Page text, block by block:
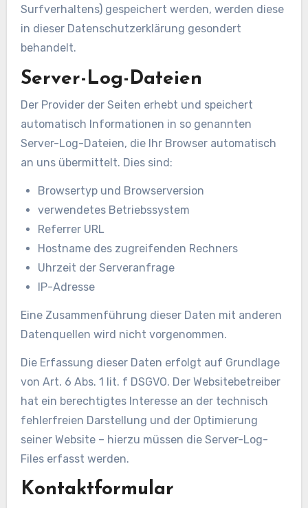
Surfverhaltens) gespeichert werden, werden diese
in dieser Datenschutzerklärung gesondert
behandelt.
Server-Log-Dateien
Der Provider der Seiten erhebt und speichert
automatisch Informationen in so genannten
Server-Log-Dateien, die Ihr Browser automatisch
an uns übermittelt. Dies sind:
Browsertyp und Browserversion
verwendetes Betriebssystem
Referrer URL
Hostname des zugreifenden Rechners
Uhrzeit der Serveranfrage
IP-Adresse
Eine Zusammenführung dieser Daten mit anderen
Datenquellen wird nicht vorgenommen.
Die Erfassung dieser Daten erfolgt auf Grundlage
von Art. 6 Abs. 1 lit. f DSGVO. Der Websitebetreiber
hat ein berechtigtes Interesse an der technisch
fehlerfreien Darstellung und der Optimierung
seiner Website – hierzu müssen die Server-Log-
Files erfasst werden.
Kontaktformular